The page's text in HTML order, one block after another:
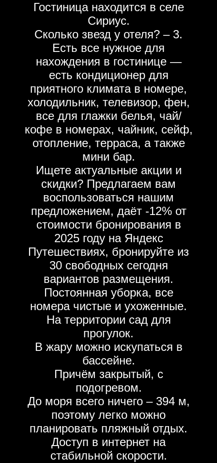
Гостиница находится в селе
Сириус.
Сколько звезд у отеля? – 3.
Есть все нужное для
нахождения в гостинице —
есть кондиционер для
приятного климата в номере,
холодильник, телевизор, фен,
все для глажки белья, чай/
кофе в номерах, чайник, сейф,
отопление, терраса, а также
мини бар.
Ищете актуальные акции и
скидки? Предлагаем вам
воспользоваться нашим
предложением, даёт -12% от
стоимости бронирования в
2025 году на Яндекс
Путешествиях, бронируйте из
30 свободных сегодня
вариантов размещения.
Постоянная уборка, все
номера чистые и ухоженные.
На территории сад для
прогулок.
В жару можно искупаться в
бассейне.
Причём закрытый, с
подогревом.
До моря всего ничего – 394 м,
поэтому легко можно
планировать пляжный отдых.
Доступ в интернет на
стабильной скорости.